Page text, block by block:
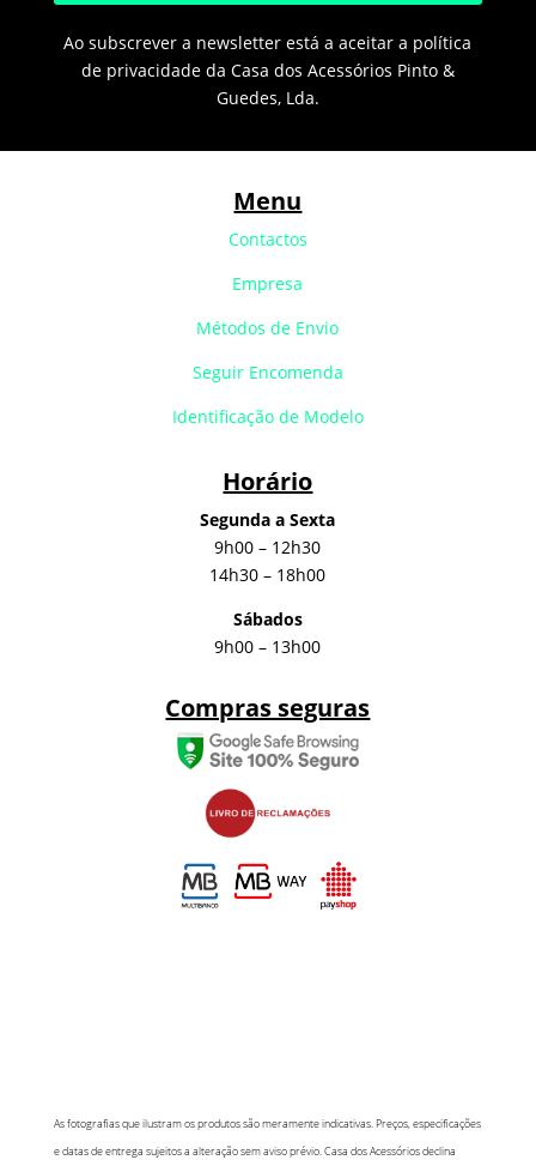
Ao subscrever a newsletter está a aceitar a política
de privacidade da Casa dos Acessórios Pinto &
Guedes, Lda.
Menu
Contactos
Empresa
Métodos de Envio
Seguir Encomenda
Identificação de Modelo
Horário
Segunda a Sexta
9h00 – 12h30
14h30 – 18h00
Sábados
9h00 – 13h00
Compras seguras
As fotografias que ilustram os produtos são meramente indicativas. Preços, especificações
e datas de entrega sujeitos a alteração sem aviso prévio. Casa dos Acessórios declina